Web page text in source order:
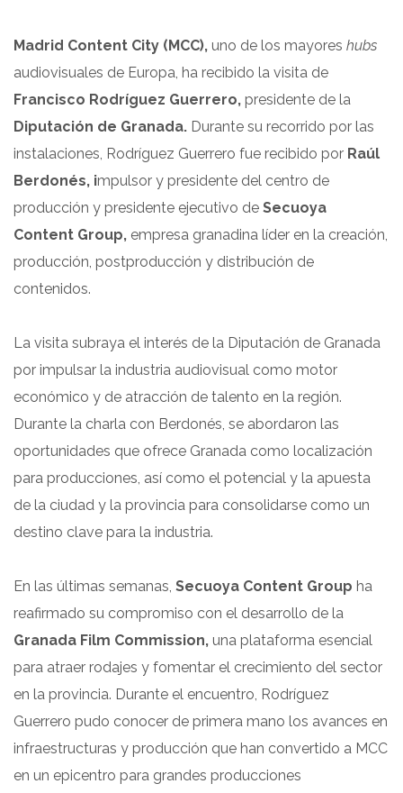
Madrid Content City (MCC), uno de los mayores hubs
audiovisuales de Europa, ha recibido la visita de
Francisco Rodríguez Guerrero, presidente de la
Diputación de Granada. Durante su recorrido por las
instalaciones, Rodríguez Guerrero fue recibido por Raúl
Berdonés, impulsor y presidente del centro de
producción y presidente ejecutivo de Secuoya
Content Group, empresa granadina líder en la creación,
producción, postproducción y distribución de
contenidos.
La visita subraya el interés de la Diputación de Granada
por impulsar la industria audiovisual como motor
económico y de atracción de talento en la región.
Durante la charla con Berdonés, se abordaron las
oportunidades que ofrece Granada como localización
para producciones, así como el potencial y la apuesta
de la ciudad y la provincia para consolidarse como un
destino clave para la industria.
En las últimas semanas, Secuoya Content Group ha
reafirmado su compromiso con el desarrollo de la
Granada Film Commission, una plataforma esencial
para atraer rodajes y fomentar el crecimiento del sector
en la provincia. Durante el encuentro, Rodríguez
Guerrero pudo conocer de primera mano los avances en
infraestructuras y producción que han convertido a MCC
en un epicentro para grandes producciones